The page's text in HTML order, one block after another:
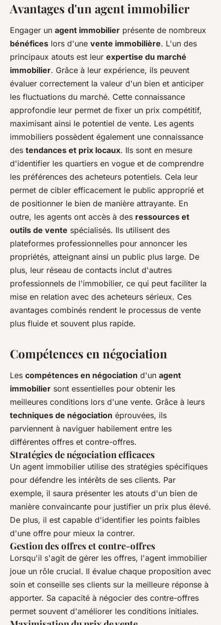
Avantages d'un agent immobilier
Engager un agent immobilier présente de nombreux
bénéfices lors d'une vente immobilière. L'un des
principaux atouts est leur expertise du marché
immobilier. Grâce à leur expérience, ils peuvent
évaluer correctement la valeur d'un bien et anticiper
les fluctuations du marché. Cette connaissance
approfondie leur permet de fixer un prix compétitif,
maximisant ainsi le potentiel de vente. Les agents
immobiliers possèdent également une connaissance
des tendances et prix locaux. Ils sont en mesure
d'identifier les quartiers en vogue et de comprendre
les préférences des acheteurs potentiels. Cela leur
permet de cibler efficacement le public approprié et
de positionner le bien de manière attrayante. En
outre, les agents ont accès à des ressources et
outils de vente spécialisés. Ils utilisent des
plateformes professionnelles pour annoncer les
propriétés, atteignant ainsi un public plus large. De
plus, leur réseau de contacts inclut d'autres
professionnels de l'immobilier, ce qui peut faciliter la
mise en relation avec des acheteurs sérieux. Ces
avantages combinés rendent le processus de vente
plus fluide et souvent plus rapide.
Compétences en négociation
Les compétences en négociation d'un agent
immobilier sont essentielles pour obtenir les
meilleures conditions lors d'une vente. Grâce à leurs
techniques de négociation éprouvées, ils
parviennent à naviguer habilement entre les
différentes offres et contre-offres.
Stratégies de négociation efficaces
Un agent immobilier utilise des stratégies spécifiques
pour défendre les intérêts de ses clients. Par
exemple, il saura présenter les atouts d'un bien de
manière convaincante pour justifier un prix plus élevé.
De plus, il est capable d'identifier les points faibles
d'une offre pour mieux la contrer.
Gestion des offres et contre-offres
Lorsqu'il s'agit de gérer les offres, l'agent immobilier
joue un rôle crucial. Il évalue chaque proposition avec
soin et conseille ses clients sur la meilleure réponse à
apporter. Sa capacité à négocier des contre-offres
permet souvent d'améliorer les conditions initiales.